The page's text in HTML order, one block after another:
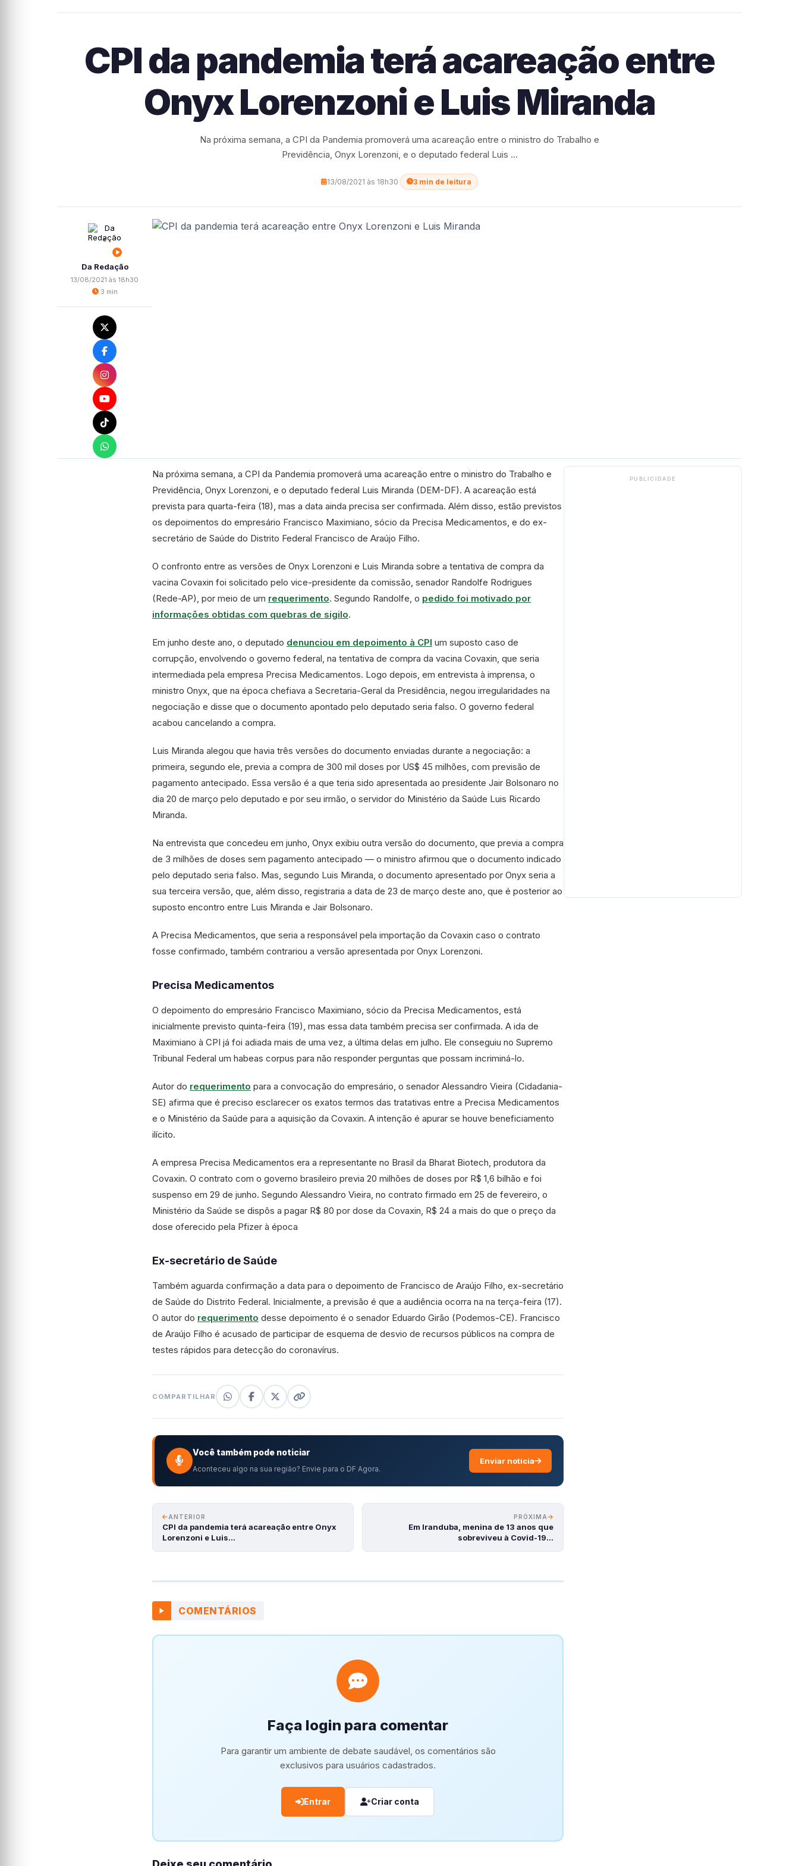
CPI da pandemia terá acareação entre
Onyx Lorenzoni e Luis Miranda
Na próxima semana, a CPI da Pandemia promoverá uma acareação entre o ministro do Trabalho e
Previdência, Onyx Lorenzoni, e o deputado federal Luis ...
13/08/2021 às 18h30· 3 min de leitura
Da Redação
13/08/2021 às 18h30
3 min
Na próxima semana, a CPI da Pandemia promoverá uma acareação entre o ministro do Trabalho e
Previdência, Onyx Lorenzoni, e o deputado federal Luis Miranda (DEM-DF). A acareação está
prevista para quarta-feira (18), mas a data ainda precisa ser confirmada. Além disso, estão previstos
os depoimentos do empresário Francisco Maximiano, sócio da Precisa Medicamentos, e do ex-
secretário de Saúde do Distrito Federal Francisco de Araújo Filho.
O confronto entre as versões de Onyx Lorenzoni e Luis Miranda sobre a tentativa de compra da
vacina Covaxin foi solicitado pelo vice-presidente da comissão, senador Randolfe Rodrigues
(Rede-AP), por meio de um requerimento. Segundo Randolfe, o pedido foi motivado por
informações obtidas com quebras de sigilo.
Em junho deste ano, o deputado denunciou em depoimento à CPI um suposto caso de
corrupção, envolvendo o governo federal, na tentativa de compra da vacina Covaxin, que seria
intermediada pela empresa Precisa Medicamentos. Logo depois, em entrevista à imprensa, o
ministro Onyx, que na época chefiava a Secretaria-Geral da Presidência, negou irregularidades na
negociação e disse que o documento apontado pelo deputado seria falso. O governo federal
acabou cancelando a compra.
Luis Miranda alegou que havia três versões do documento enviadas durante a negociação: a
primeira, segundo ele, previa a compra de 300 mil doses por US$ 45 milhões, com previsão de
pagamento antecipado. Essa versão é a que teria sido apresentada ao presidente Jair Bolsonaro no
dia 20 de março pelo deputado e por seu irmão, o servidor do Ministério da Saúde Luis Ricardo
Miranda.
Na entrevista que concedeu em junho, Onyx exibiu outra versão do documento, que previa a compra
de 3 milhões de doses sem pagamento antecipado — o ministro afirmou que o documento indicado
pelo deputado seria falso. Mas, segundo Luis Miranda, o documento apresentado por Onyx seria a
sua terceira versão, que, além disso, registraria a data de 23 de março deste ano, que é posterior ao
suposto encontro entre Luis Miranda e Jair Bolsonaro.
A Precisa Medicamentos, que seria a responsável pela importação da Covaxin caso o contrato
fosse confirmado, também contrariou a versão apresentada por Onyx Lorenzoni.
Precisa Medicamentos
O depoimento do empresário Francisco Maximiano, sócio da Precisa Medicamentos, está
inicialmente previsto quinta-feira (19), mas essa data também precisa ser confirmada. A ida de
Maximiano à CPI já foi adiada mais de uma vez, a última delas em julho. Ele conseguiu no Supremo
Tribunal Federal um habeas corpus para não responder perguntas que possam incriminá-lo.
Autor do requerimento para a convocação do empresário, o senador Alessandro Vieira (Cidadania-
SE) afirma que é preciso esclarecer os exatos termos das tratativas entre a Precisa Medicamentos
e o Ministério da Saúde para a aquisição da Covaxin. A intenção é apurar se houve beneficiamento
ilícito.
A empresa Precisa Medicamentos era a representante no Brasil da Bharat Biotech, produtora da
Covaxin. O contrato com o governo brasileiro previa 20 milhões de doses por R$ 1,6 bilhão e foi
suspenso em 29 de junho. Segundo Alessandro Vieira, no contrato firmado em 25 de fevereiro, o
Ministério da Saúde se dispôs a pagar R$ 80 por dose da Covaxin, R$ 24 a mais do que o preço da
dose oferecido pela Pfizer à época
Ex-secretário de Saúde
Também aguarda confirmação a data para o depoimento de Francisco de Araújo Filho, ex-secretário
de Saúde do Distrito Federal. Inicialmente, a previsão é que a audiência ocorra na na terça-feira (17).
O autor do requerimento desse depoimento é o senador Eduardo Girão (Podemos-CE). Francisco
de Araújo Filho é acusado de participar de esquema de desvio de recursos públicos na compra de
testes rápidos para detecção do coronavírus.
COMPARTILHAR
Você também pode noticiar
Aconteceu algo na sua região? Envie para o DF Agora.
Enviar notícia
ANTERIOR
CPI da pandemia terá acareação entre Onyx
Lorenzoni e Luis…
PRÓXIMA
Em Iranduba, menina de 13 anos que
sobreviveu à Covid-19…
COMENTÁRIOS
Faça login para comentar
Para garantir um ambiente de debate saudável, os comentários são
exclusivos para usuários cadastrados.
Entrar Criar conta
PUBLICIDADE